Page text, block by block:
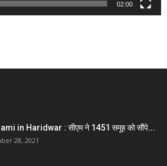
02:00
in Haridwar : सीएम ने 1451 समूह को सौंपे...
28, 2021